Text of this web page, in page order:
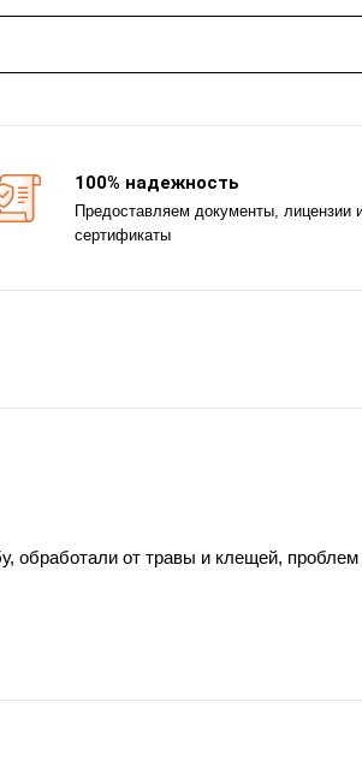
100% надежность
Предоставляем документы, лицензии
сертификаты
от травы и клещей,